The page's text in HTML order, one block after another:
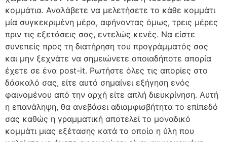
κομμάτια. Αναλάβετε να μελετήσετε το κάθε κομμάτι
μία συγκεκριμένη μέρα, αφήνοντας όμως, τρεις μέρες
πριν τις εξετάσεις σας, εντελώς κενές. Να είστε
συνεπείς προς τη διατήρηση του προγράμματός σας
και μην ξεχνάτε να σημειώνετε οποιαδήποτε απορία
έχετε σε ένα post-it. Ρωτήστε όλες τις απορίες στο
δάσκαλό σας, είτε αυτό σημαίνει εξήγηση ενός
φαινομένου από την αρχή είτε απλή διευκρίνηση. Αυτή
η επανάληψη, θα ανεβάσει αδιαμφισβήτητα το επίπεδό
σας καθώς η γραμματική αποτελεί το μοναδικό
κομμάτι μιας εξέτασης κατά το οποίο η ύλη που